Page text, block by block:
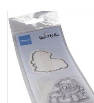
Mixed Media
diversen
embossingpoeders
inkleurbenodigdheden